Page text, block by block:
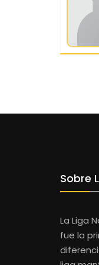
Sobre
La Liga
fue la